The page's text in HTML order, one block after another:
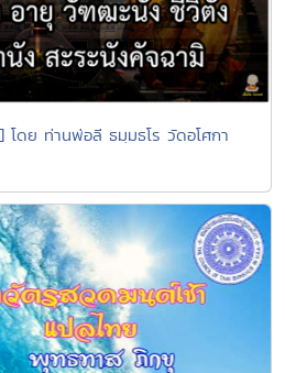
ดย ท่านพ่อลี ธมฺมธโร วัดอโศกา